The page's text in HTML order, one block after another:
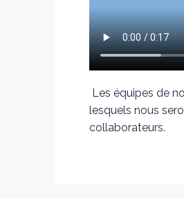
Les équipes de
lesquels nous
collaborateurs.